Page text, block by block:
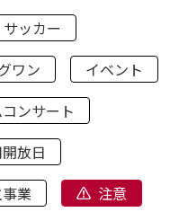
サッカー
ワン
イベント
ンサート
放日
業
注意